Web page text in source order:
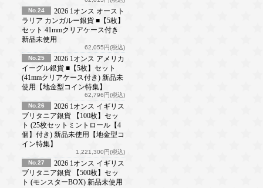
No.24
2026 1オンス オースト
ラリア カンガルー銀貨 ■【5枚】
セット 41mmクリアケース付き
新品未使用
62,055円(税込)
No.25
2026 1オンス アメリカ
イーグル銀貨 ■【5枚】セット
(41mmクリアケース付き) 新品未
使用【地金型コイン特集】
62,796円(税込)
No.26
2026 1オンス イギリス
ブリタニア銀貨 【100枚】セッ
ト (25枚セットミントロール【4
個】付き) 新品未使用【地金型コ
イン特集】
1,221,300円(税込)
No.27
2026 1オンス イギリス
ブリタニア銀貨 【500枚】セッ
ト (モンスターBOX) 新品未使用